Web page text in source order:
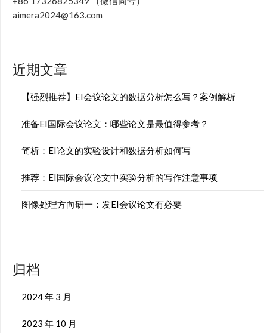
aimera2024@163.com
近期文章
【强烈推荐】EI会议论文的数据分析怎么写？案例解析
准备EI国际会议论文：哪些论文是最值得参考？
简析：EI论文的实验设计和数据分析如何写
推荐：EI国际会议论文中实验分析的写作注意事项
图像处理方向研一：发EI会议论文有必要
归档
2024 年 3 月
2023 年 10 月